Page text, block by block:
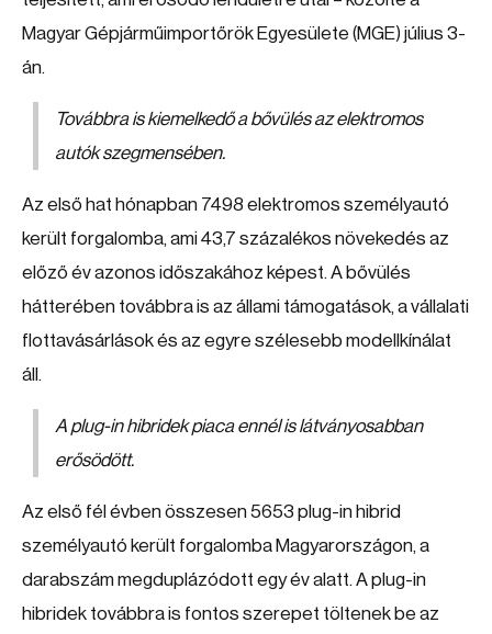
Magyar Gépjárműimportőrök Egyesülete (MGE) július 3-
án.
Továbbra is kiemelkedő a bővülés az elektromos
autók szegmensében.
Az első hat hónapban 7498 elektromos személyautó
került forgalomba, ami 43,7 százalékos növekedés az
előző év azonos időszakához képest. A bővülés
hátterében továbbra is az állami támogatások, a vállalati
flottavásárlások és az egyre szélesebb modellkínálat
áll.
A plug-in hibridek piaca ennél is látványosabban
erősödött.
Az első fél évben összesen 5653 plug-in hibrid
személyautó került forgalomba Magyarországon, a
darabszám megduplázódott egy év alatt. A plug-in
hibridek továbbra is fontos szerepet töltenek be az